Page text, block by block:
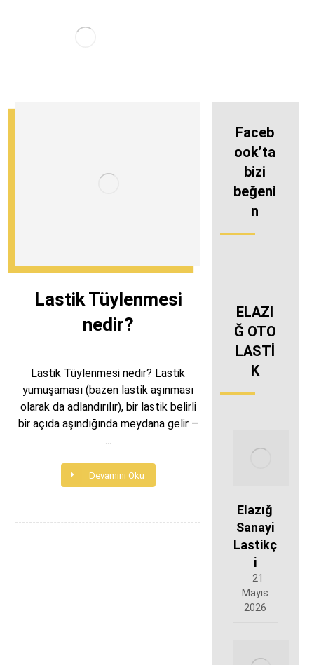
Lastik Tüylenmesi
nedir?
Lastik Tüylenmesi nedir? Lastik
yumuşaması (bazen lastik aşınması
olarak da adlandırılır), bir lastik belirli
bir açıda aşındığında meydana gelir –
...
Devamını Oku
Faceb
ook’ta
bizi
beğeni
n
ELAZI
Ğ OTO
LASTİ
K
Elazığ
Sanayi
Lastikç
i
21
Mayıs
2026